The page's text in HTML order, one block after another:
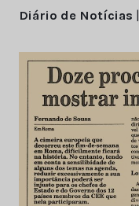
Diário de Notícias